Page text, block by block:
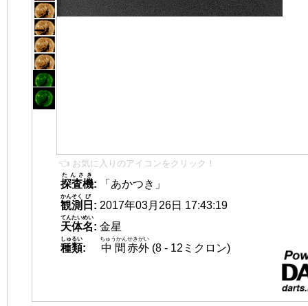
👈 お気に入りのアイコンをクリック！
探査機
たんさき
:
「あかつき」
観測
かんそく
日
び
: 2017年03月26日 17:43:19
天体名
てんたいめい
: 金星
種類
しゅるい
: 中間
ちゅうかん
赤外
せきがい
(8 - 12ミクロン)